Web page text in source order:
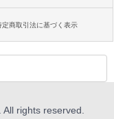
定商取引法に基づく表示
rights reserved.